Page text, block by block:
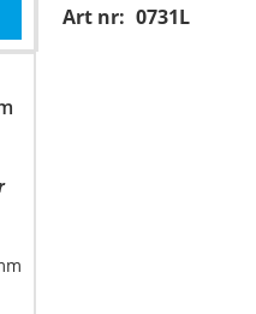
Art nr: 0731L